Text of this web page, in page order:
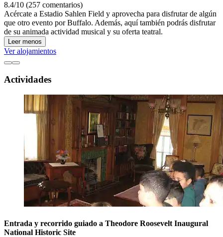
8.4/10 (257 comentarios)
Acércate a Estadio Sahlen Field y aprovecha para disfrutar de algún
que otro evento por Buffalo. Además, aquí también podrás disfrutar
de su animada actividad musical y su oferta teatral.
Leer menos
Ver alojamientos
Actividades
Entrada y recorrido guiado a Theodore Roosevelt Inaugural
National Historic Site